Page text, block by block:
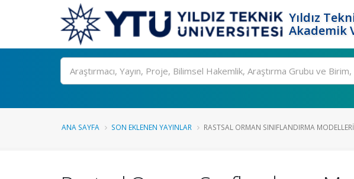
Yıldız
Akademik
Ara
ANA SAYFA SON EKLENEN YAYINLAR RASTSAL ORMAN SINIFLANDIRMA